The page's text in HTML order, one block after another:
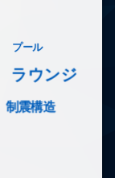
プール
ラウンジ
制震構造